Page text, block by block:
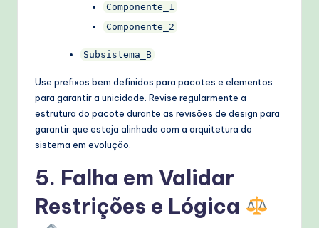
Componente_1
Componente_2
Subsistema_B
Use prefixos bem definidos para pacotes e elementos
para garantir a unicidade. Revise regularmente a
estrutura do pacote durante as revisões de design para
garantir que esteja alinhada com a arquitetura do
sistema em evolução.
5. Falha em Validar
Restrições e Lógica